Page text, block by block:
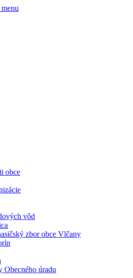
obce
vôd
zbor obce Vlčany
Obecného úradu